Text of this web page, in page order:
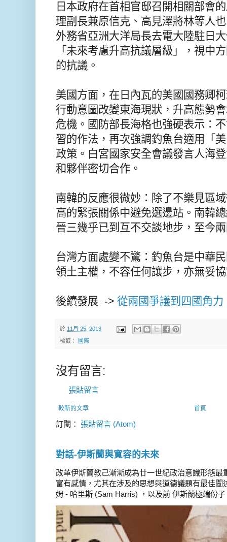
日本政府在首相官邸召開相關部會
理副長兼原信克、高見澤將林等人
外務省亞洲大洋局長去電大陸駐日
「未來考慮升高抗議層級」，視中
的抗議。
美國方面，在日內瓦的美國國務卿
行動意圖改變東海現狀，升高態勢
危機。國防部長海格也強硬表示：
習的作法，再次強調釣魚台適用「
政策。白宮國家安全會議發言人海
和夥伴密切合作。
南韓的反應很微妙：除了不樂見區
高的緊張關係中避免選邊站。南韓
晉三幾乎已到互不交談地步，至今
台灣方面處變不驚：釣魚台是中華
領土主權，不容任何讓步，亦無妥
後續發展 -> 從兩國爭議到四國角力
於 11月 25, 2013
標籤： 國際
沒有留言:
張貼留言
較新的文章 首頁
訂閱： 張貼留言 (Atom)
對話-伊斯蘭與寛容的未來
改革伊斯蘭教己漸漸成為廿一世紀政治意識形態
富有感情，尤其在涉及的思想與道德議題有最佳
姆 - 哈里斯 (Sam Harris) ，以及前 伊斯蘭極端份